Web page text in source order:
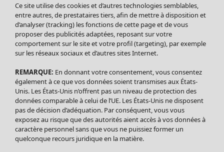
Soldes Vêtements
Tous les vêtements
Robes
Tuniques
Blouses
Tops
Gilets
Pantalon
Jupes
Ce site utilise des cookies et d’autres technologies semblables,
entre autres, de prestataires tiers, afin de mettre à disposition et
d’analyser (tracking) les fonctions de cette page et de vous
proposer des publicités adaptées, reposant sur votre
comportement sur le site et votre profil (targeting), par exemple
sur les réseaux sociaux et d’autres sites Internet.
REMARQUE: En donnant votre consentement, vous consentez
également à ce que vos données soient transmises aux États-
Unis. Les États-Unis n’offrent pas un niveau de protection des
données comparable à celui de l’UE. Les États-Unis ne disposent
pas de décision d’adéquation. Par conséquent, vous vous
exposez au risque que des autorités aient accès à vos données à
caractère personnel sans que vous ne puissiez former un
quelconque recours juridique en la matière.